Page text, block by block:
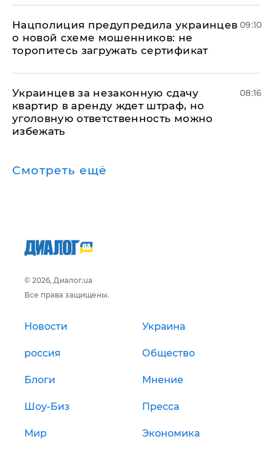
Нацполиция предупредила украинцев
о новой схеме мошенников: не
торопитесь загружать сертификат
09:10
Украинцев за незаконную сдачу
квартир в аренду ждет штраф, но
уголовную ответственность можно
избежать
08:16
Смотреть ещё
© 2026, Диалог.ua
Все права защищены.
Новости Украина
россия Общество
Блоги Мнение
Шоу-Биз Пресса
Мир Экономика